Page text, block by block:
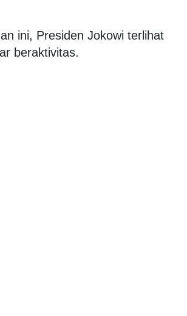
ini, Presiden Jokowi terlihat
beraktivitas.